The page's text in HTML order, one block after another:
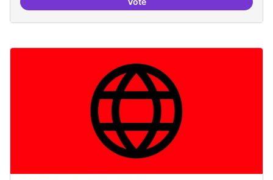
Bar obert, que sigui punt de